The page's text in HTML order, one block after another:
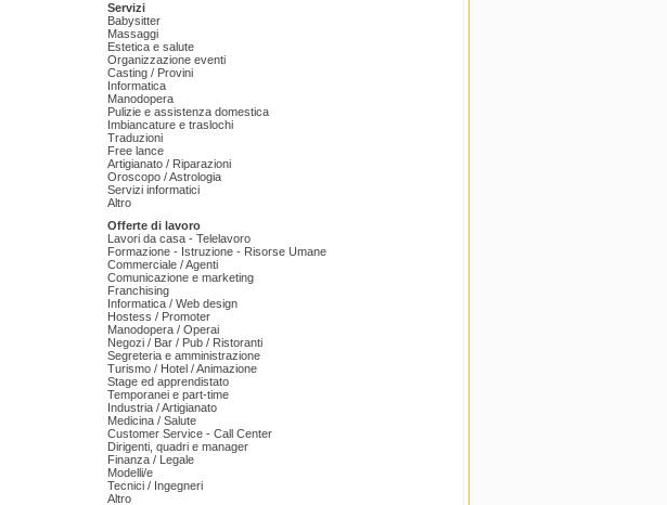
Servizi
Babysitter
Massaggi
Estetica e salute
Organizzazione eventi
Casting / Provini
Informatica
Manodopera
Pulizie e assistenza domestica
Imbiancature e traslochi
Traduzioni
Free lance
Artigianato / Riparazioni
Oroscopo / Astrologia
Servizi informatici
Altro
Offerte di lavoro
Lavori da casa - Telelavoro
Formazione - Istruzione - Risorse Umane
Commerciale / Agenti
Comunicazione e marketing
Franchising
Informatica / Web design
Hostess / Promoter
Manodopera / Operai
Negozi / Bar / Pub / Ristoranti
Segreteria e amministrazione
Turismo / Hotel / Animazione
Stage ed apprendistato
Temporanei e part-time
Industria / Artigianato
Medicina / Salute
Customer Service - Call Center
Dirigenti, quadri e manager
Finanza / Legale
Modelli/e
Tecnici / Ingegneri
Altro